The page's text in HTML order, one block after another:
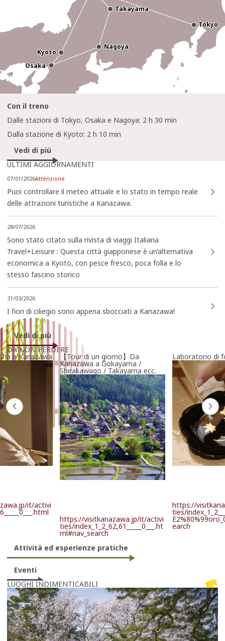
Tokyo
Tokyo
Osaka
Osaka
Nagoya
Nagoya
Kyoto
Kyoto
Takayama
Takayama
Con il treno
Dalle stazioni di Tokyo, Osaka e Nagoya: 2 h 30 min
Dalla stazione di Kyoto: 2 h 10 min
Vedi di più
ULTIMI AGGIORNAMENTI
Puoi controllare il meteo attuale e lo stato in tempo reale
delle attrazioni turistiche a Kanazawa.
07/01/2026Attenzione
Sono stato citato sulla rivista di viaggi Italiana
Travel+Leisure : Questa città giapponese è un’alternativa
economica a Kyoto, con pesce fresco, poca folla e lo
stesso fascino storico
28/07/2026
I fiori di ciliegio sono appena sbocciati a Kanazawa!
31/03/2026
Vedi di più
DA NON PERDERE
a Kanazawa
it/activi
【Tour di un giorno】Da
Kanazawa a Gokayama /
Shirakawago / Takayama ecc.
https://visitkanazawa.jp/it/activi
ties/index_1_2_62,61_____0___.ht
ml#nav_search
Laboratorio di
https://
ties/
earch
Attività ed esperienze pratiche
Eventi
LUOGHI INDIMENTICABILI